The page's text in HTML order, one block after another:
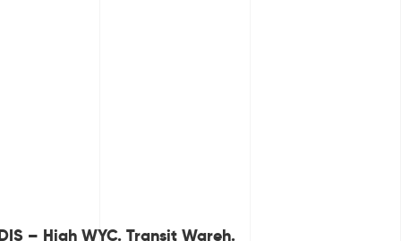
– High WYC. Transit Wareh.